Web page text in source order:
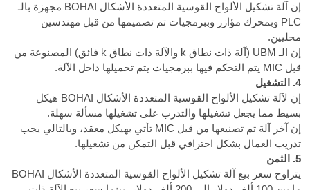
إن آلة تشكيل الألواح القوسية المتعددة الأشكال BOHAI مجهزة بالـ
PLC وبمحرك مؤازر وببرمجيات تم تصميمها من قبل مهندسين
محليين.
إن الـ UBM (آلة ذات نطاق k والآلة ذات نطاق k فائق) المصنوعة من
قبل MIC يتم التحكم فيها ببرمجيات يتم تحميلها داخل الآلة.
4. التشغيل
إن لآلة تشكيل الألواح القوسية المتعددة الأشكال BOHAI هيكل
بسيط مما يجعل تشغيلها والتدرب على تشغيلها مسألة سهلة.
إن آخر آلة تم تصنيعها من قبل MIC تأتي بهيكل معقد، وبالتالي يجب
تدريب العمال بشكل احترافي قبل التمكن من تشغيلها.
5. الثمن
يتراوح سعر بيع آلة تشكيل الألواح القوسية المتعددة الأشكال BOHAI